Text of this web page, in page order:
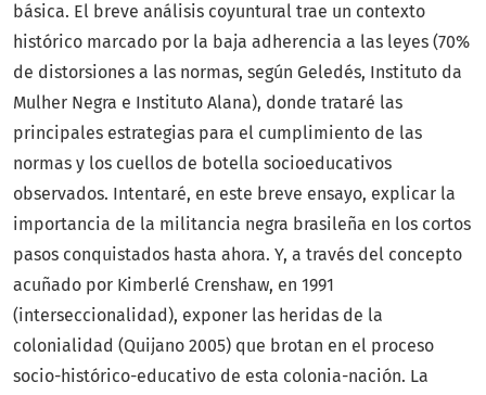
básica. El breve análisis coyuntural trae un contexto
histórico marcado por la baja adherencia a las leyes (70%
de distorsiones a las normas, según Geledés, Instituto da
Mulher Negra e Instituto Alana), donde trataré las
principales estrategias para el cumplimiento de las
normas y los cuellos de botella socioeducativos
observados. Intentaré, en este breve ensayo, explicar la
importancia de la militancia negra brasileña en los cortos
pasos conquistados hasta ahora. Y, a través del concepto
acuñado por Kimberlé Crenshaw, en 1991
(interseccionalidad), exponer las heridas de la
colonialidad (Quijano 2005) que brotan en el proceso
socio-histórico-educativo de esta colonia-nación. La